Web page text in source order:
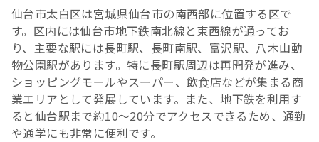
仙台市太白区は宮城県仙台市の南西部に位置する区で
す。区内には仙台市地下鉄南北線と東西線が通ってお
り、主要な駅には長町駅、長町南駅、富沢駅、八木山動
物公園駅があります。特に長町駅周辺は再開発が進み、
ショッピングモールやスーパー、飲食店などが集まる商
業エリアとして発展しています。また、地下鉄を利用す
ると仙台駅まで約10〜20分でアクセスできるため、通勤
や通学にも非常に便利です。